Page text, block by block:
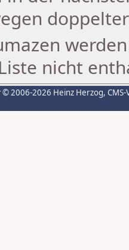
nicht
© 2006-2026 Heinz Herzog,